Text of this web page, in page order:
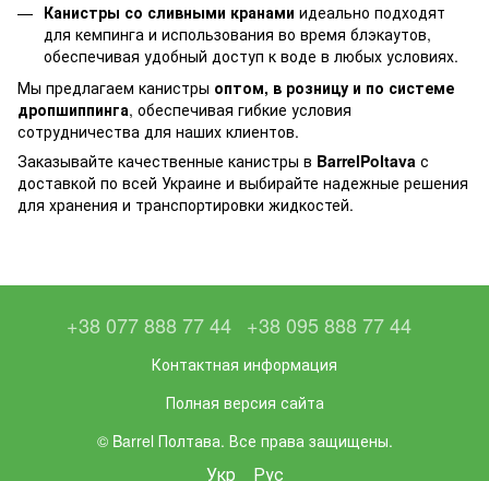
Канистры со сливными кранами идеально подходят
для кемпинга и использования во время блэкаутов,
обеспечивая удобный доступ к воде в любых условиях.
Мы предлагаем канистры оптом, в розницу и по системе
дропшиппинга, обеспечивая гибкие условия
сотрудничества для наших клиентов.
Заказывайте качественные канистры в BarrelPoltava с
доставкой по всей Украине и выбирайте надежные решения
для хранения и транспортировки жидкостей.
+38 077 888 77 44 +38 095 888 77 44
Контактная информация
Полная версия сайта
© Barrel Полтава. Все права защищены.
Укр Рус